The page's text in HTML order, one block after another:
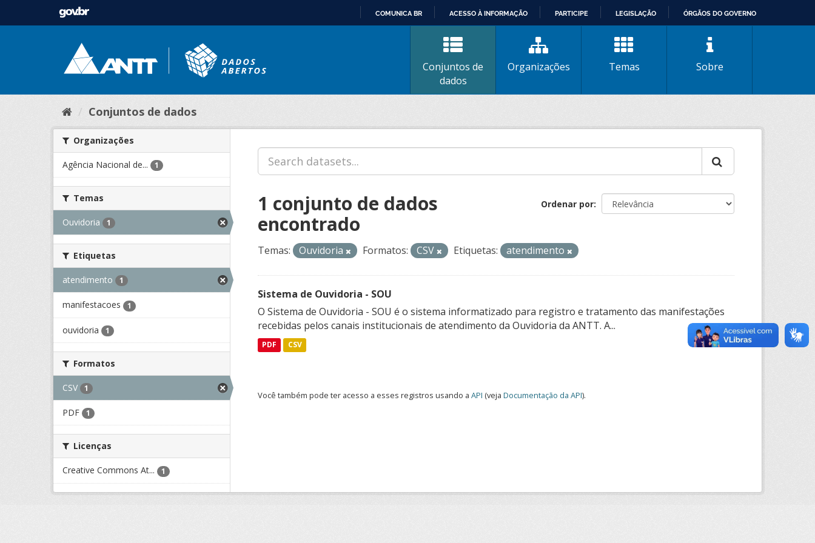
CONTEÚDO
COMUNICA BR ACESSO À INFORMAÇÃO PARTICIPE LEGISLAÇÃO ÓRGÃOS DO GOVERNO
Conjuntos de
dados
Organizações Temas Sobre
Conjuntos de dados
Organizações
Agência Nacional de... 1
Temas
Ouvidoria 1
Etiquetas
atendimento 1
manifestacoes 1
ouvidoria 1
Formatos
CSV 1
PDF 1
Licenças
Creative Commons At... 1
Ordenar por
1 conjunto de dados
encontrado
Temas: Ouvidoria Formatos: CSV Etiquetas: atendimento
Sistema de Ouvidoria - SOU
O Sistema de Ouvidoria - SOU é o sistema informatizado para registro e tratamento das manifestações
recebidas pelos canais institucionais de atendimento da Ouvidoria da ANTT. A...
PDF CSV
Você também pode ter acesso a esses registros usando a API (veja Documentação da API).